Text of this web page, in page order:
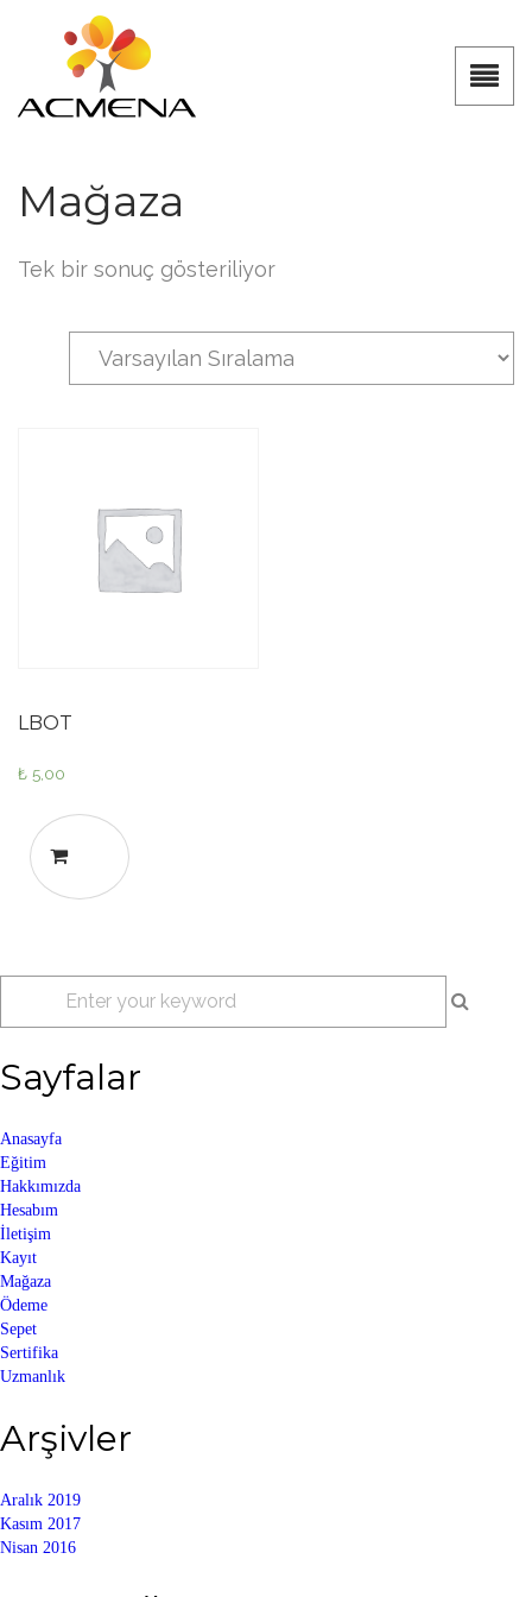
Mağaza
Tek bir sonuç gösteriliyor
LBOT
₺ 5,00
Sayfalar
Anasayfa
Eğitim
Hakkımızda
Hesabım
İletişim
Kayıt
Mağaza
Ödeme
Sepet
Sertifika
Uzmanlık
Arşivler
Aralık 2019
Kasım 2017
Nisan 2016